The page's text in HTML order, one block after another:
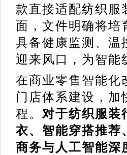
款直接适配纺织服
面，文件明确将培
具备健康监测、温
迎来风口，为智能
在商业零售智能化
门店体系建设，
程。 对于纺织服装
衣、智能穿搭推荐
商务与人工智能深